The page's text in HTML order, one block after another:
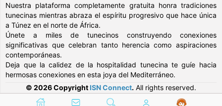
Nuestra plataforma completamente gratuita honra tradiciones
tunecinas mientras abraza el espíritu progresivo que hace única
a Túnez en el norte de África.
Únete a miles de tunecinos construyendo conexiones
significativas que celebran tanto herencia como aspiraciones
contemporáneas.
Deja que la calidez de la hospitalidad tunecina te guíe hacia
hermosas conexiones en esta joya del Mediterráneo.
© 2026 Copyright ISN Connect. All rights reserved.